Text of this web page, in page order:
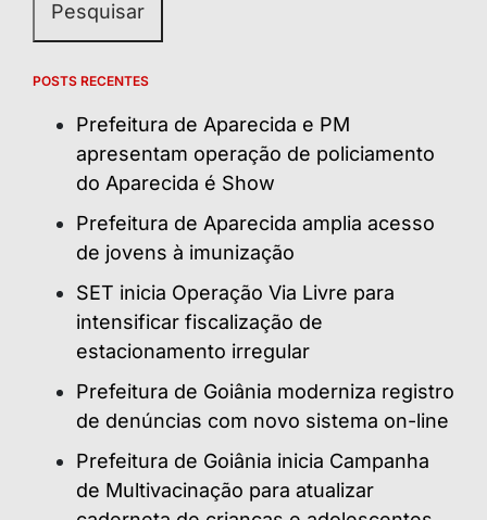
POSTS RECENTES
Prefeitura de Aparecida e PM
apresentam operação de policiamento
do Aparecida é Show
Prefeitura de Aparecida amplia acesso
de jovens à imunização
SET inicia Operação Via Livre para
intensificar fiscalização de
estacionamento irregular
Prefeitura de Goiânia moderniza registro
de denúncias com novo sistema on-line
Prefeitura de Goiânia inicia Campanha
de Multivacinação para atualizar